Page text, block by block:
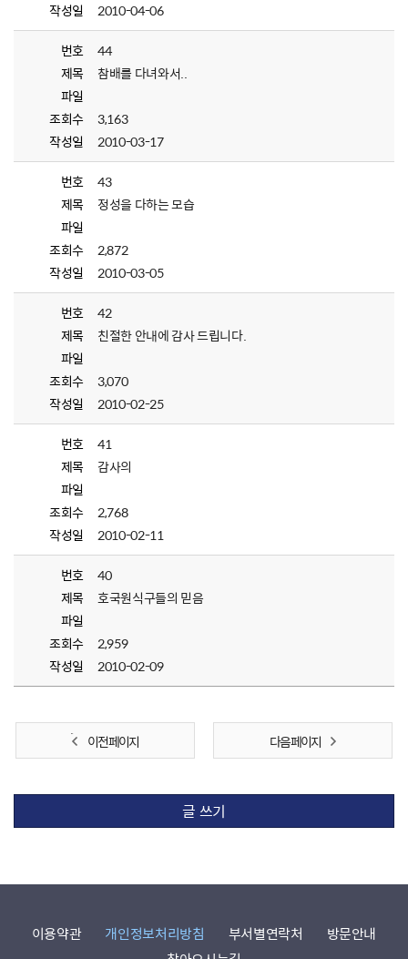
작성일
2010-04-06
번호
44
제목
참배를 다녀와서..
파일
조회수
3,163
작성일
2010-03-17
번호
43
제목
정성을 다하는 모습
파일
조회수
2,872
작성일
2010-03-05
번호
42
제목
친절한 안내에 감사 드립니다.
파일
조회수
3,070
작성일
2010-02-25
번호
41
제목
감사의
파일
조회수
2,768
작성일
2010-02-11
번호
40
제목
호국원식구들의 믿음
파일
조회수
2,959
작성일
2010-02-09
이전 페이지 다음 페이지
글 쓰기
이용약관 개인정보처리방침 부서별연락처
방문안내